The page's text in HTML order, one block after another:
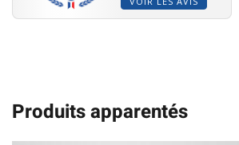
Produits apparentés